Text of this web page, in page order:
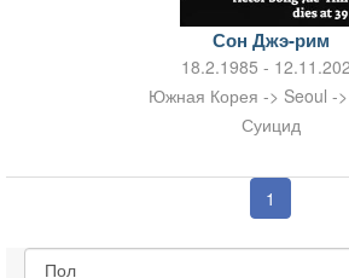
Сон Джэ-рим
18.2.1985 -
Южная Корея -> Seoul -
Суицид
1